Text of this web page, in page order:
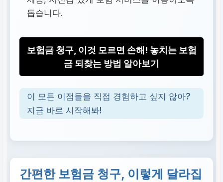
돕습니다.
보험금 청구, 이것 모르면 손해! 놓치는 보험
금 되찾는 방법 알아보기
이 모든 이점들을 직접 경험하고 싶지 않아?
지금 바로 시작해봐!
간편한 보험금 청구, 이렇게 달라집